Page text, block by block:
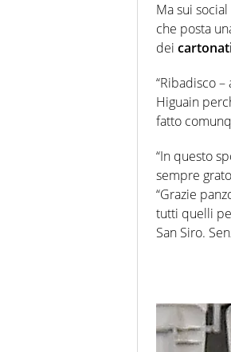
Ma sui
che posta
dei
“Ribadisco
Higuain
fatto
“In questo
sempre
“Grazie
tutti quelli
San Siro.